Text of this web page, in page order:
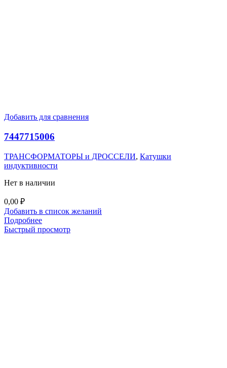
Добавить для сравнения
7447715006
ТРАНСФОРМАТОРЫ и ДРОССЕЛИ, Катушки
индуктивности
Нет в наличии
0,00 ₽
Добавить в список желаний
Подробнее
Быстрый просмотр